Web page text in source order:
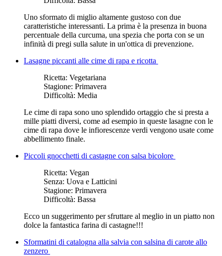
Uno sformato di miglio altamente gustoso con due
caratteristiche interessanti. La prima è la presenza in buona
percentuale della curcuma, una spezia che porta con se un
infinità di pregi sulla salute in un'ottica di prevenzione.
Lasagne piccanti alle cime di rapa e ricotta
Ricetta: Vegetariana
Stagione: Primavera
Difficoltà: Media
Le cime di rapa sono uno splendido ortaggio che si presta a
mille piatti diversi, come ad esempio in queste lasagne con le
cime di rapa dove le infiorescenze verdi vengono usate come
abbellimento finale.
Piccoli gnocchetti di castagne con salsa bicolore
Ricetta: Vegan
Senza: Uova e Latticini
Stagione: Primavera
Difficoltà: Bassa
Ecco un suggerimento per sfruttare al meglio in un piatto non
dolce la fantastica farina di castagne!!!
Sformatini di catalogna alla salvia con salsina di carote allo
zenzero